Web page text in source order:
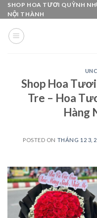
Skip
to
content
SHOP HOA TƯƠI QUỲNH
NỘI THÀNH
Shop Hoa
Tre – Hoa
Hàng
POSTED ON THÁNG 12 3,